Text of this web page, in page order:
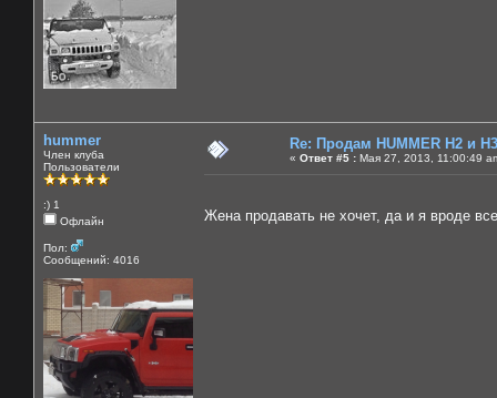
hummer
Член клуба
Пользователи
:) 1
Офлайн
Пол:
Сообщений: 4016
Re: Продам HUMMER H2 и H3
« Ответ #5 : Мая 27, 2013, 11:00:49
Жена продавать не хочет, да и я вроде